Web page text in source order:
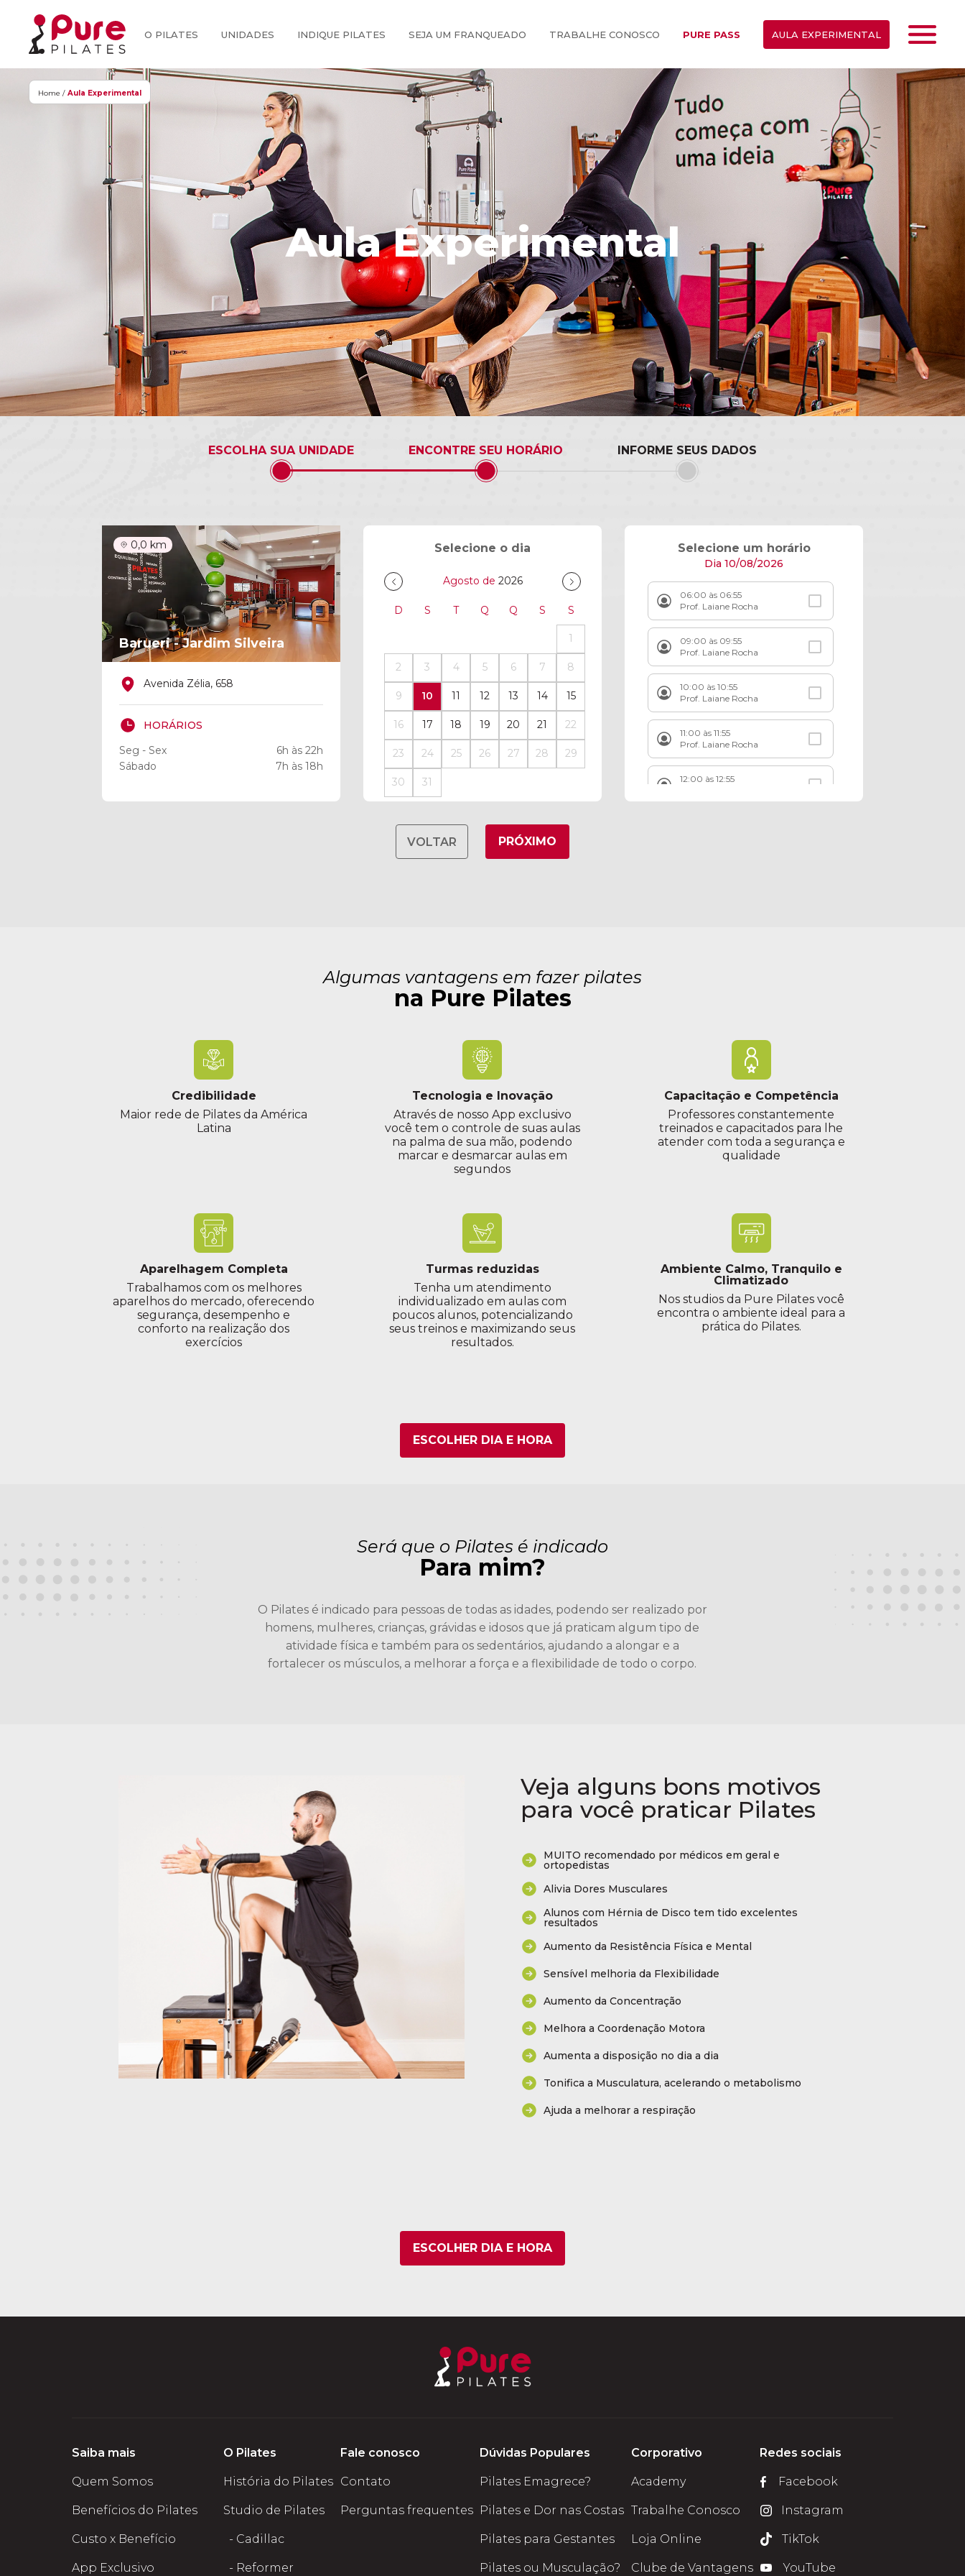
O PILATES UNIDADES INDIQUE PILATES SEJA UM FRANQUEADO TRABALHE CONOSCO PURE PASS AULA EXPERIMENTAL
Aula Experimental
Home / Aula Experimental
ESCOLHA SUA UNIDADE ENCONTRE SEU HORÁRIO INFORME SEUS DADOS
Barueri - Jardim Silveira
0,0 km
Avenida Zélia, 658
HORÁRIOS
Seg - Sex
6h às 22h
Sábado
7h às 18h
Selecione o dia
Agosto de 2026
D S T Q Q S S
1
2 3 4 5 6 7 8
9 10 11 12 13 14 15
16 17 18 19 20 21 22
23 24 25 26 27 28 29
30 31
Selecione um horário
Dia 10/08/2026
06:00 às 06:55
Prof. Laiane Rocha
09:00 às 09:55
Prof. Laiane Rocha
10:00 às 10:55
Prof. Laiane Rocha
11:00 às 11:55
Prof. Laiane Rocha
12:00 às 12:55
Prof. Amanda Ibarra
VOLTAR PRÓXIMO
Algumas vantagens em fazer pilates
na Pure Pilates
Credibilidade
Maior rede de Pilates da América
Latina
Tecnologia e Inovação
Através de nosso App exclusivo
você tem o controle de suas aulas
na palma de sua mão, podendo
marcar e desmarcar aulas em
segundos
Capacitação e Competência
Professores constantemente
treinados e capacitados para lhe
atender com toda a segurança e
qualidade
Aparelhagem Completa
Trabalhamos com os melhores
aparelhos do mercado, oferecendo
segurança, desempenho e
conforto na realização dos
exercícios
Turmas reduzidas
Tenha um atendimento
individualizado em aulas com
poucos alunos, potencializando
seus treinos e maximizando seus
resultados.
Ambiente Calmo, Tranquilo e
Climatizado
Nos studios da Pure Pilates você
encontra o ambiente ideal para a
prática do Pilates.
ESCOLHER DIA E HORA
Será que o Pilates é indicado
Para mim?
O Pilates é indicado para pessoas de todas as idades, podendo ser realizado por
homens, mulheres, crianças, grávidas e idosos que já praticam algum tipo de
atividade física e também para os sedentários, ajudando a alongar e a
fortalecer os músculos, a melhorar a força e a flexibilidade de todo o corpo.
Veja alguns bons motivos
para você praticar Pilates
MUITO recomendado por médicos em geral e
ortopedistas
Alivia Dores Musculares
Alunos com Hérnia de Disco tem tido excelentes
resultados
Aumento da Resistência Física e Mental
Sensível melhoria da Flexibilidade
Aumento da Concentração
Melhora a Coordenação Motora
Aumenta a disposição no dia a dia
Tonifica a Musculatura, acelerando o metabolismo
Ajuda a melhorar a respiração
ESCOLHER DIA E HORA
Saiba mais
Quem Somos
Benefícios do Pilates
Custo x Benefício
App Exclusivo
O Pilates
História do Pilates
Studio de Pilates
- Cadillac
- Reformer
Fale conosco
Contato
Perguntas frequentes
Dúvidas Populares
Pilates Emagrece?
Pilates e Dor nas Costas
Pilates para Gestantes
Pilates ou Musculação?
Corporativo
Academy
Trabalhe Conosco
Loja Online
Clube de Vantagens
Redes sociais
Facebook
Instagram
TikTok
YouTube